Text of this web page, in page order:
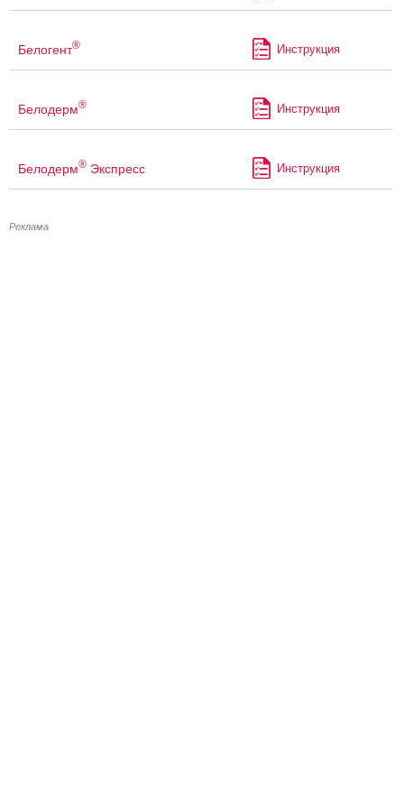
Белогент® Инструкция
Белодерм® Инструкция
Белодерм® Экспресс Инструкция
Реклама